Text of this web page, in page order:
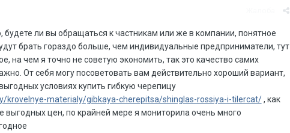
будете ли вы обращаться к частникам или же в компании, понятное
брать гораздо больше, чем индивидуальные предприниматели, тут
на чем я точно не советую экономить, так это качество самих
От себя могу посоветовать вам действительно хороший вариант,
условиях купить гибкую черепицу
krovelnye-materialy/gibkaya-cherepitsa/shinglas-rossiya-i-tilercat/, как
выгодных цен, по крайней мере я мониторила очень много